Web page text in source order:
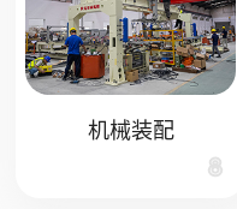
机械装配
8